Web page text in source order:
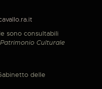
sono consultabili
Culturale
delle